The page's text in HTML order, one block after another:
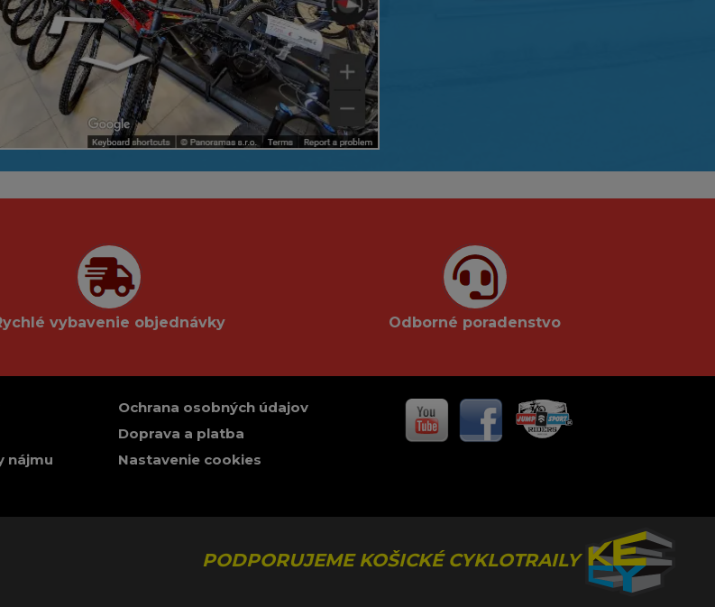
vybavenie objednávky Odborné poradenstvo
nájmu
Ochrana osobných údajov
Doprava a platba
Nastavenie cookies
PODPORUJEME KOŠICKÉ CYKLOTRAILY